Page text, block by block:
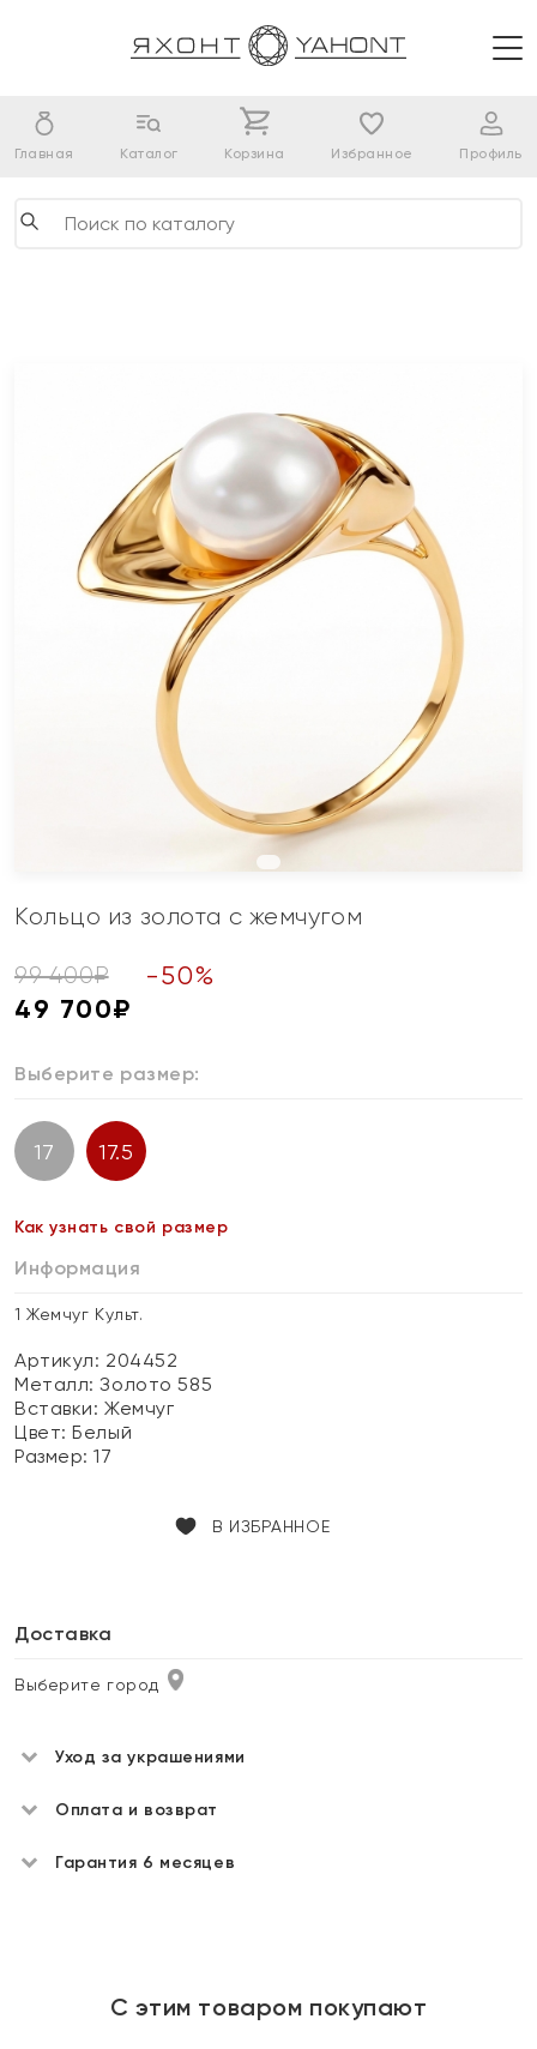
Главная Каталог Корзина Избранное Профиль
Кольцо из золота с жемчугом
99 400₽ -50%
49 700₽
Выберите размер:
17 17.5
Как узнать свой размер
Информация
1 Жемчуг Культ.
Артикул: 204452
Металл:Золото 585
Вставки:Жемчуг
Цвет:Белый
Размер:17
В ИЗБРАННОЕ
Доставка
Выберите город
Уход за украшениями
Оплата и возврат
Гарантия 6 месяцев
С этим товаром покупают